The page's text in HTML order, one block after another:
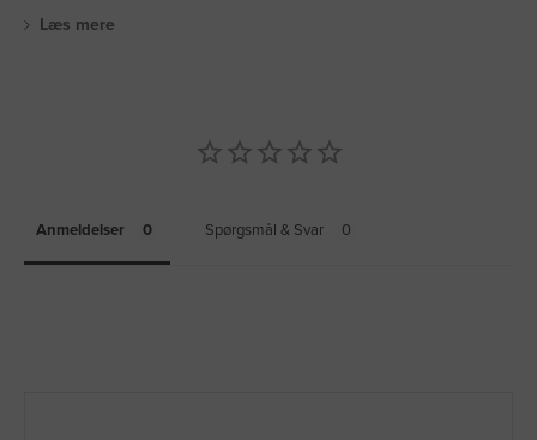
Læs mere
Anmeldelser Spørgsmål & Svar